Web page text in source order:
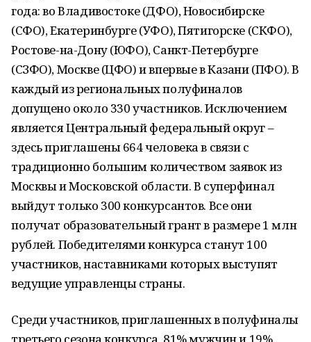
года: во Владивостоке (ДФО), Новосибирске
(СФО), Екатеринбурге (УФО), Пятигорске (СКФО),
Ростове-на-Дону (ЮФО), Санкт-Петербурге
(СЗФО), Москве (ЦФО) и впервые в Казани (ПФО). В
каждый из региональных полуфиналов
допущено около 330 участников. Исключением
является Центральный федеральный округ –
здесь приглашены 664 человека в связи с
традиционно большим количеством заявок из
Москвы и Московской области. В суперфинал
выйдут только 300 конкурсантов. Все они
получат образовательный грант в размере 1 млн
рублей. Победителями конкурса станут 100
участников, наставниками которых выступят
ведущие управленцы страны.
Среди участников, приглашенных в полуфиналы